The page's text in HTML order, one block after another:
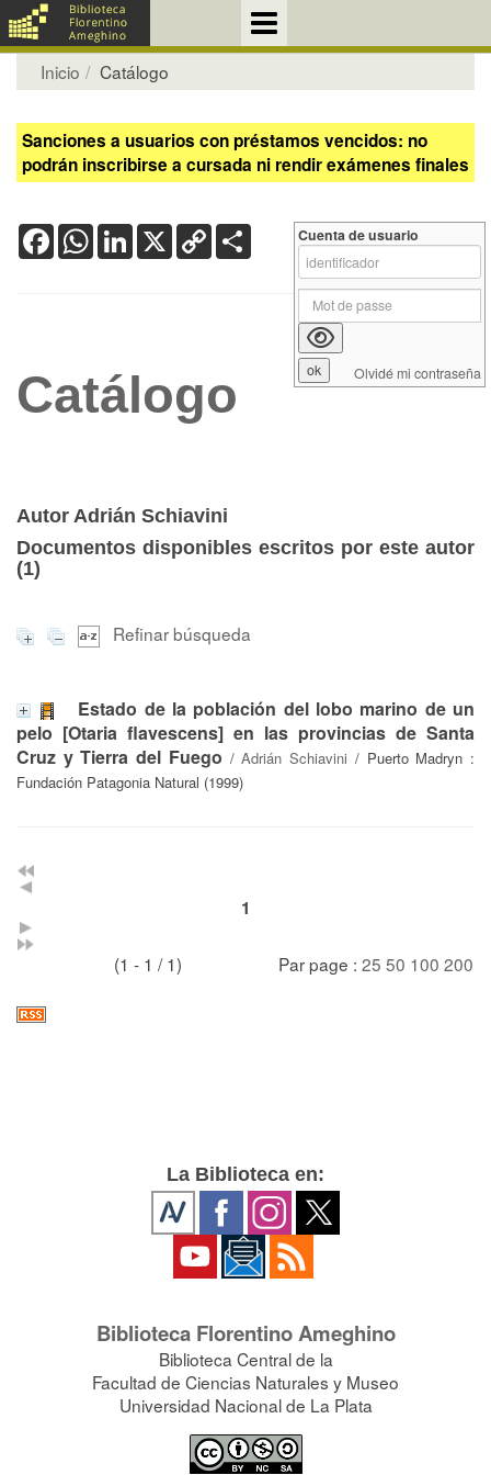
Inicio Catálogo
Sanciones a usuarios con préstamos vencidos: no
podrán inscribirse a cursada ni rendir exámenes finales
FacebookWhatsApp
LinkedIn
X Copy
Link
Catálogo
Autor Adrián Schiavini
Documentos disponibles escritos por este autor
(1)
Refinar búsqueda
Estado de la población del lobo marino de un
pelo [Otaria flavescens] en las provincias de Santa
Cruz y Tierra del Fuego /Adrián Schiavini / Puerto Madryn :
Fundación Patagonia Natural (1999)
1
(1 - 1 / 1) Par page : 25 50 100 200
Cuenta de usuario
Olvidé mi contraseña
La Biblioteca en:
Biblioteca Florentino Ameghino
Biblioteca Central de la
Facultad de Ciencias Naturales y Museo
Universidad Nacional de La Plata